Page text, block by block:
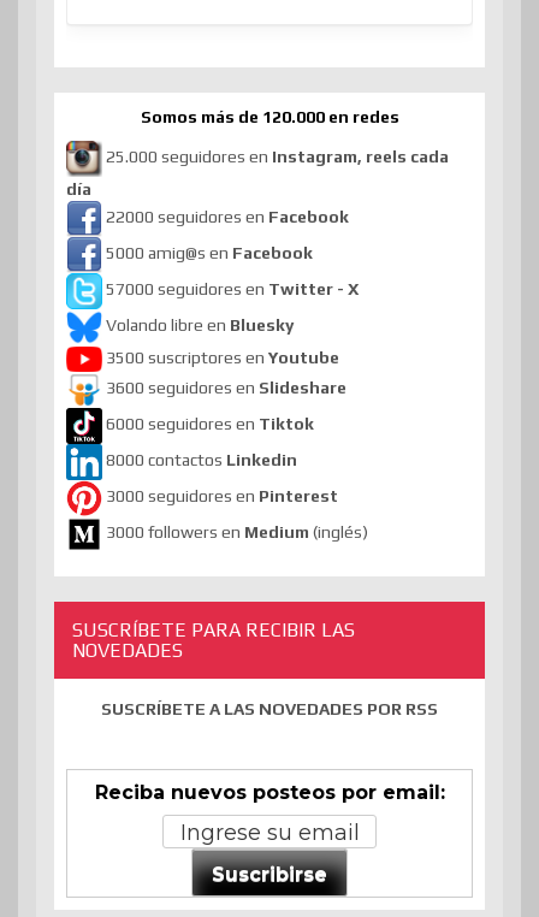
Somos más de 120.000 en redes
25.000 seguidores en Instagram, reels cada
día
22000 seguidores en Facebook
5000 amig@s en Facebook
57000 seguidores en Twitter - X
Volando libre en Bluesky
3500 suscriptores en Youtube
3600 seguidores en Slideshare
6000 seguidores en Tiktok
8000 contactos Linkedin
3000 seguidores en Pinterest
3000 followers en Medium (inglés)
SUSCRÍBETE PARA RECIBIR LAS
NOVEDADES
SUSCRÍBETE A LAS NOVEDADES POR RSS
Reciba nuevos posteos por email:
Suscribirse